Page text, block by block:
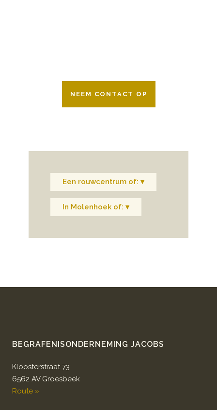
NEEM CONTACT OP
Een rouwcentrum of: ▾
In Molenhoek of: ▾
BEGRAFENISONDERNEMING JACOBS
Kloosterstraat 73
6562 AV Groesbeek
Route »